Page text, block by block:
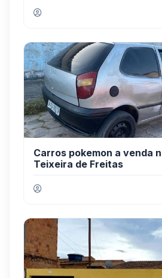
Carros pokemon a venda
Teixeira de Freitas